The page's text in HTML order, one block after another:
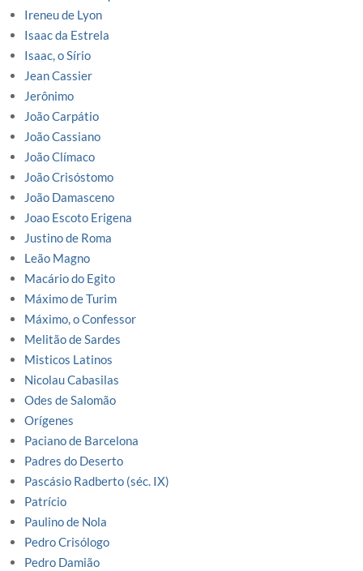
Ireneu de Lyon
Isaac da Estrela
Isaac, o Sírio
Jean Cassier
Jerônimo
João Carpátio
João Cassiano
João Clímaco
João Crisóstomo
João Damasceno
Joao Escoto Erigena
Justino de Roma
Leão Magno
Macário do Egito
Máximo de Turim
Máximo, o Confessor
Melitão de Sardes
Misticos Latinos
Nicolau Cabasilas
Odes de Salomão
Orígenes
Paciano de Barcelona
Padres do Deserto
Pascásio Radberto (séc. IX)
Patrício
Paulino de Nola
Pedro Crisólogo
Pedro Damião